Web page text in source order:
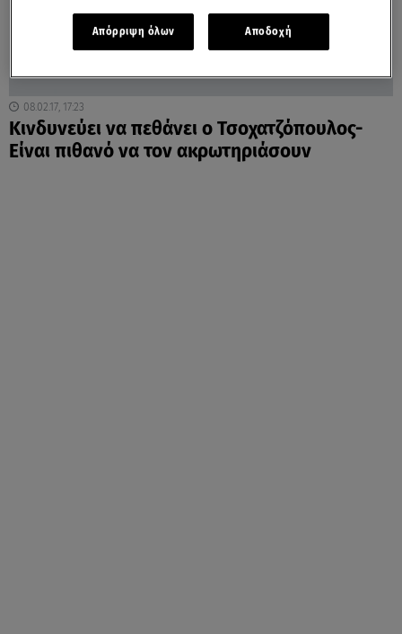
08.02.17, 17:23
Κινδυνεύει να πεθάνει ο Τσοχατζόπουλος-
Είναι πιθανό να τον ακρωτηριάσουν
Απόρριψη όλων Αποδοχή